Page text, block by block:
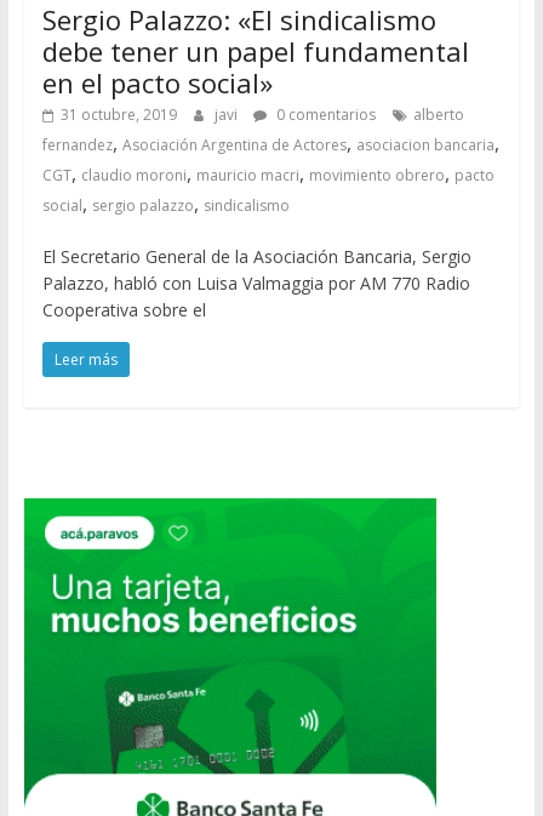
Sergio Palazzo: «El sindicalismo
debe tener un papel fundamental
en el pacto social»
31 octubre, 2019 javi 0 comentarios
alberto
fernandez, Asociación Argentina de Actores, asociacion bancaria,
CGT, claudio moroni, mauricio macri, movimiento obrero, pacto
social, sergio palazzo, sindicalismo
El Secretario General de la Asociación Bancaria, Sergio
Palazzo, habló con Luisa Valmaggia por AM 770 Radio
Cooperativa sobre el
Leer más